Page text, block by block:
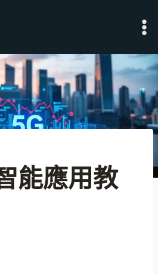
能應用教